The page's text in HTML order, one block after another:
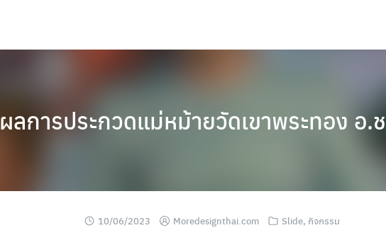
ผลการประกวดแม่หม้ายวัดเขาพระทอง อ.
10/06/2023 Moredesignthai.com Slide, กิจกรรม